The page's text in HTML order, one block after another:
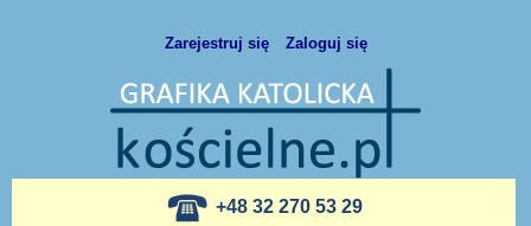
Zarejestruj się Zaloguj się
+48 32 270 53 29